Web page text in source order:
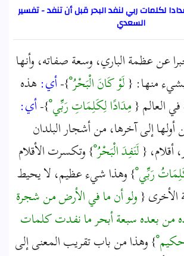
لكلمات ربي لنفد البحر قبل أن تنفد - تفسير
السعدي
عن عظمة الباري، وسعة صفاته، وأنها
منها: {لَوْ كَانَ الْبَحْرُ ْ}-أي: هذه
العالم {مِدَادًا لِكَلِمَاتِ رَبِّي ْ}-أي:
أولها إلى آخرها، من أشجار البلدان
أقلام، {لَنَفِدَ الْبَحْرُ ْ} وتكسرت الأقلام
رَبِّي} وهذا شيء عظيم، لا يحيط
الأخرى {ولو أن ما في الأرض من شجرة
من بعده سبعة أبحر ما نفدت كلمات
حكيم} وهذا من باب تقريب المعنى إلى